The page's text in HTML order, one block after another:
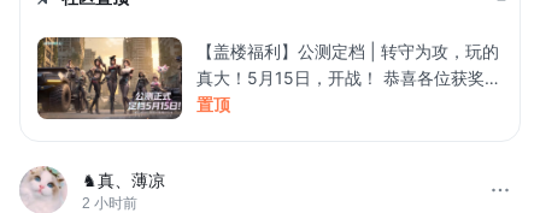
【盖楼福利】公测定档 | 转守为攻，玩的
真大！5月15日，开战！ 恭喜各位获奖指
挥官！请获奖者联系福利官（QQ号：
日23:59，请及时联系领取！ 尊敬的各位
置顶
♞真、薄凉
2 小时前